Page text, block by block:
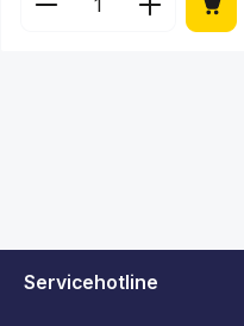
Servicehotline